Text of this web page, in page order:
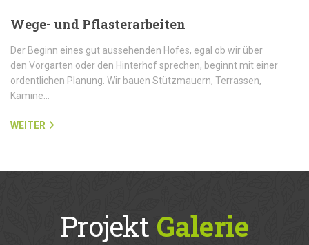
Wege- und Pflasterarbeiten
Der Beginn eines gut aussehenden Hofes, egal ob wir über
den Vorgarten oder den Hinterhof sprechen, beginnt mit einer
ordentlichen Planung. Wir bauen Stützmauern, Terrassen,
Kamine…
WEITER
Projekt Galerie